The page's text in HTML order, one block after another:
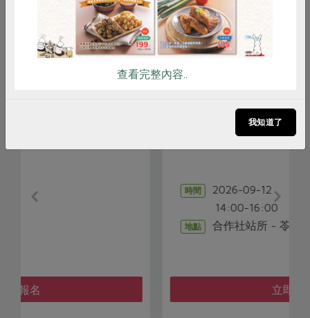
相關活動
合作社站所 - 苓雅站
查看完整內容..
我知道了